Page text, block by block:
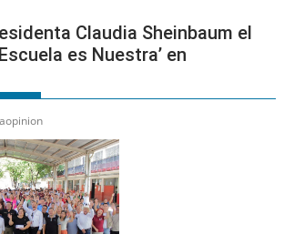
Claudia Sheinbaum el
es Nuestra’ en